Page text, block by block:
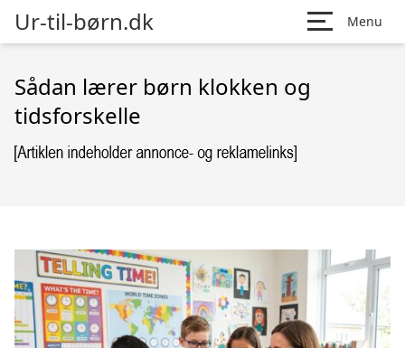
Ur-til-børn.dk Menu
Sådan lærer børn klokken og
tidsforskelle